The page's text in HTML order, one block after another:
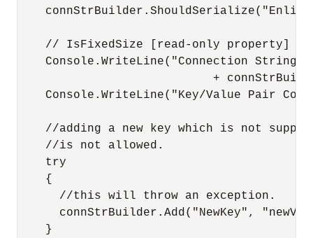
    // IsFixedSize [read-only property]
Console.WriteLine("Connection String
+
Console.WriteLine("Key/Value Pair
//adding a new key which is not
    //is not allowed.
    try
    {
      //this will throw an exception.
connStrBuilder.Add("NewKey",
    }